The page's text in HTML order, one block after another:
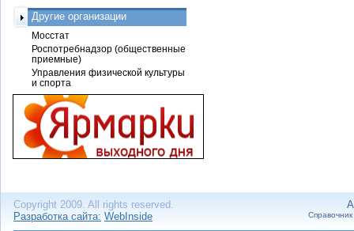
Другие организации
Мосстат
Роспотребнадзор (общественные
приемные)
Управления физической культуры
и спорта
Copyright 2009. All rights reserved.
Разработка сайта: WebInside